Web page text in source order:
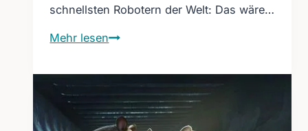
schnellsten Robotern der Welt: Das wäre…
Mehr lesenSchnell
dank
schnellsten
Robotern